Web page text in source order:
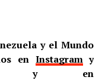
y el Mundo
en Instagramy
en